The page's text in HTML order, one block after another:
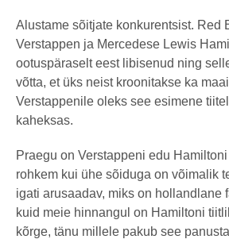
Alustame sõitjate konkurentsist. Red
Verstappen ja Mercedese Lewis
ootuspäraselt eest libisenud ning
võtta, et üks neist kroonitakse ka
Verstappenile oleks see esimene
kaheksas.
Praegu on Verstappeni edu
rohkem kui ühe sõiduga on võimalik
igati arusaadav, miks on hollandlane
kuid meie hinnangul on Hamiltoni
kõrge, tänu millele pakub see